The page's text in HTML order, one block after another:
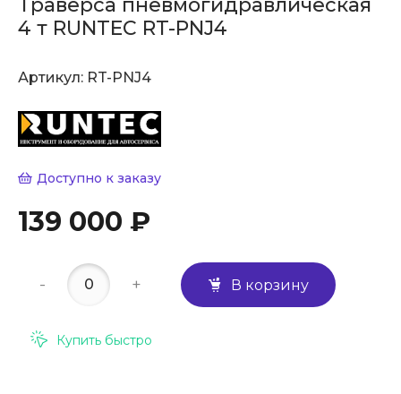
Траверса пневмогидравлическая
4 т RUNTEC RT-PNJ4
Артикул: RT-PNJ4
Доступно к заказу
139 000 ₽
- + В корзину
Купить быстро